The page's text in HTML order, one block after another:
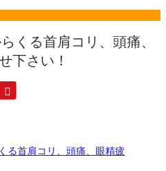
くる首肩コリ、頭痛、
下さい！
る首肩コリ、頭痛、眼精疲